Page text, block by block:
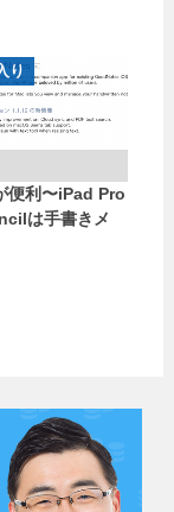
り
便利〜iPad Pro
は手書きメ